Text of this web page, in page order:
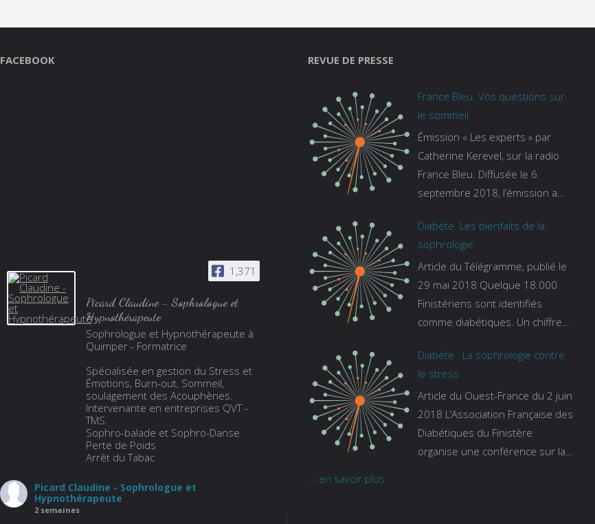
FACEBOOK
1,371
Picard Claudine - Sophrologue et
Hypnothérapeute
Sophrologue et Hypnothérapeute à
Quimper - Formatrice
Spécialisée en gestion du Stress et
Émotions, Burn-out, Sommeil,
soulagement des Acouphènes.
Intervenante en entreprises QVT -
TMS.
Sophro-balade et Sophro-Danse
Perte de Poids
Arrêt du Tabac
Picard Claudine - Sophrologue et
Hypnothérapeute
2 semaines
REVUE DE PRESSE
France Bleu. Vos questions sur
le sommeil
Émission « Les experts » par
Catherine Kerevel, sur la radio
France Bleu. Diffusée le 6
septembre 2018, l’émission a
le site de france bleu :
https://www.francebleu.fr/emissi
ons/les-experts/breizh-izel/vos-
questions-sur-le-sommeil
Diabète. Les bienfaits de la
sophrologie
Article du Télégramme, publié le
29 mai 2018 Quelque 18.000
Finistériens sont identifiés
comme diabétiques. Un chiffre
tous ceux qui s’ignorent. « C’est
une pathologie qui continue à
augmenter, souligne Gaïanne
Gazeau, directrice adjointe de la
Caisse primaire d’assurance-
maladie. C’est aussi une
Diabète : La sophrologie contre
le stress
Article du Ouest-France du 2 juin
2018 L’Association Française des
Diabétiques du Finistère
organise une conférence sur la
... en savoir plus